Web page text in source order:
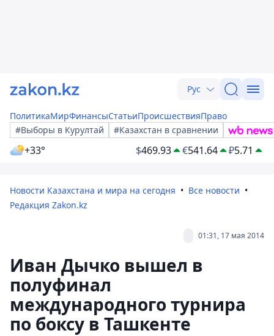
Рус
ПолитикаМирФинансыСтатьиПроисшествияПраво
#Выборы в Курултай
#Казахстан в сравнении
+33° $469.93 €541.64 ₽5.71
Новости Казахстана и мира на сегодня
Все новости
Редакция Zakon.kz
01:31, 17 мая 2014
Иван Дычко вышел в
полуфинал
международного турнира
по боксу в Ташкенте